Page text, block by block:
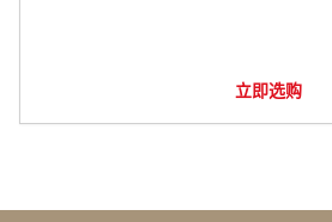
立即选购